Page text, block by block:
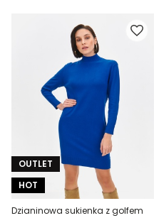
OUTLET
HOT
Dzianinowa sukienka z golfem